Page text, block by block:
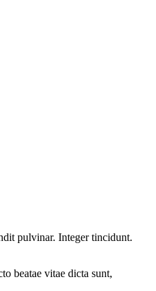
pulvinar. Integer tincidunt.
beatae vitae dicta sunt,